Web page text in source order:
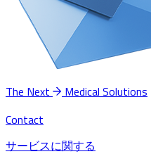
The Next
Medical Solutions
Contact
サービスに関する